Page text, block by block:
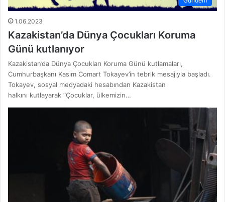
1.06.2023
Kazakistan’da Dünya Çocukları Koruma
Günü kutlanıyor
Kazakistan’da Dünya Çocukları Koruma Günü kutlamaları,
Cumhurbaşkanı Kasım Comart Tokayev’in tebrik mesajıyla başladı.
Tokayev, sosyal medyadaki hesabından Kazakistan
halkını kutlayarak “Çocuklar, ülkemizin…